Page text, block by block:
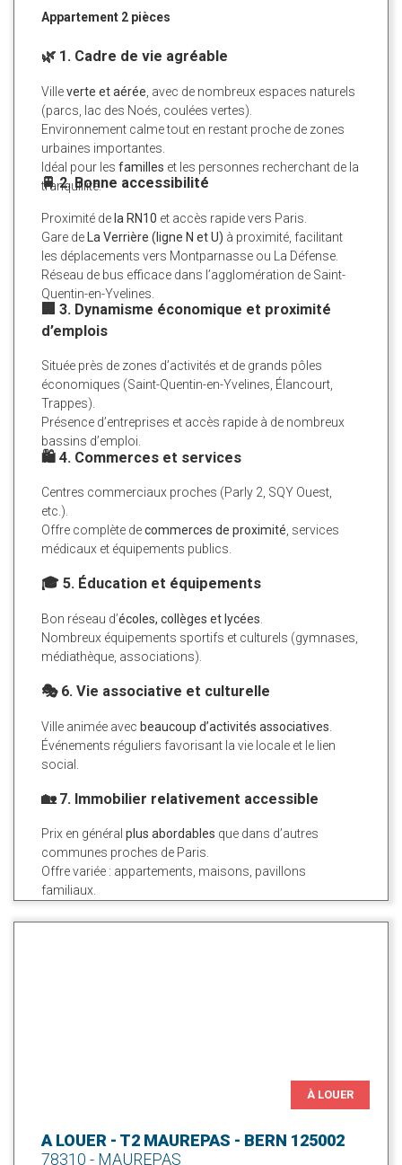
Appartement 2 pièces
🌿 1. Cadre de vie agréable
Villeverte et aérée , avec de nombreux espaces naturels
(parcs, lac des Noés, coulées vertes).
Environnement calme tout en restant proche de zones
urbaines importantes.
Idéal pour les familles et les personnes recherchant de la
tranquillité.
🚆 2. Bonne accessibilité
Proximité dela RN10 et accès rapide vers Paris.
Gare deLa Verrière (ligne N et U) à proximité, facilitant
les déplacements vers Montparnasse ou La Défense.
Réseau de bus efficace dans l’agglomération de Saint-
Quentin-en-Yvelines.
🏢 3. Dynamisme économique et proximité
d’emplois
Située près de zones d’activités et de grands pôles
économiques (Saint-Quentin-en-Yvelines, Élancourt,
Trappes).
Présence d’entreprises et accès rapide à de nombreux
bassins d’emploi.
🛍️ 4. Commerces et services
Centres commerciaux proches (Parly 2, SQY Ouest,
etc.).
Offre complète decommerces de proximité , services
médicaux et équipements publics.
🎓 5. Éducation et équipements
Bon réseau d’écoles, collèges et lycées
Nombreux équipements sportifs et culturels (gymnases,
médiathèque, associations).
🎭 6. Vie associative et culturelle
Ville animée avec beaucoup d’activités associatives
Événements réguliers favorisant la vie locale et le lien
social.
🏡 7. Immobilier relativement accessible
Prix en général plus abordables que dans d’autres
communes proches de Paris.
Offre variée : appartements, maisons, pavillons
familiaux.
À LOUER
A LOUER - T2 MAUREPAS - BERN 125002
78310 - MAUREPAS